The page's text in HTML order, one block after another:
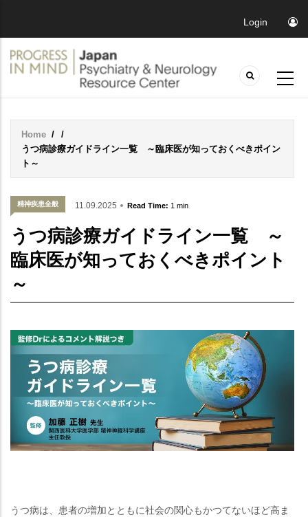
Login
Breadcrumb
Home /
/
うつ病診療ガイドライン一覧 ～臨床医が知っておくべきポイン
ト～
精神疾患全般 11.09.2025 Read Time: 1 min
うつ病診療ガイドライン一覧 ～
臨床医が知っておくべきポイント
～
うつ病は、患者の増加とともに社会の関心もかつてないほど高ま